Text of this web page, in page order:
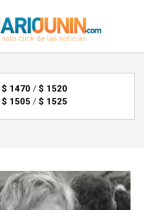
$ 1470/ $ 1520
$ 1505 / $ 1525